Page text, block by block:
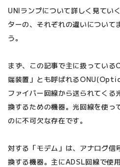
UNIランプについて詳しく見てい
ターの、それぞれの違いについて
う。
まず、この記事で主に扱っている
端装置」とも呼ばれる
ファイバー回線から送られてくる
換するための機器。光回線を使っ
のに不可欠な存在です。
対する「モデム」は、アナログ信
換する機器。主にADSL回線で使